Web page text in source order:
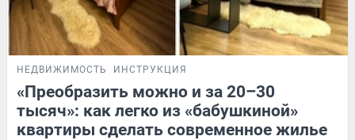
НЕДВИЖИМОСТЬ ИНСТРУКЦИЯ
«Преобразить можно и за 20–30
тысяч»: как легко из «бабушкиной»
квартиры сделать современное жилье